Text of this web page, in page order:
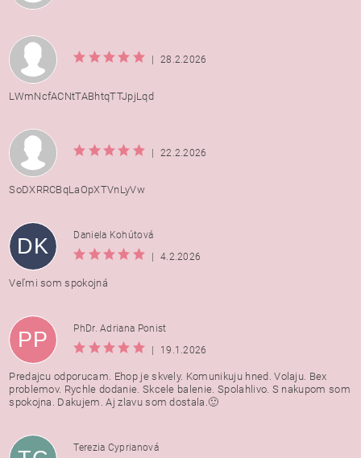
| 28.2.2026
LWmNcfACNtTABhtqTTJpjLqd
| 22.2.2026
SoDXRRCBqLaOpXTVnLyVw
DK
Daniela Kohútová
|
4.2.2026
Veľmi som spokojná
PP
PhDr. Adriana Ponist
|
19.1.2026
Predajcu odporucam. Ehop je skvely. Komunikuju hned. Volaju. Bex
problemov. Rychle dodanie. Skcele balenie. Spolahlivo. S nakupom som
spokojna. Dakujem. Aj zlavu som dostala.🙂
Terezia Cyprianová